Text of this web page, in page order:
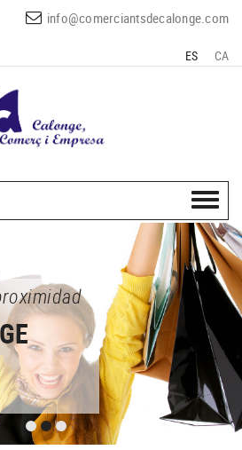
info@comerciantsdecalonge.com
ES CA